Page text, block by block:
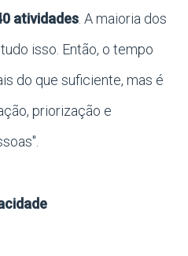
atividades . A maioria dos
isso. Então, o tempo
do que suficiente, mas é
, priorização e